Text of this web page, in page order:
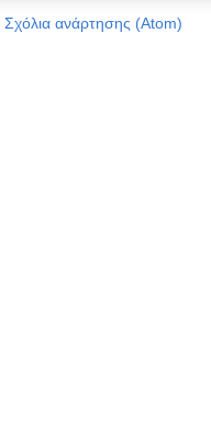
Σχόλια ανάρτησης (Atom)